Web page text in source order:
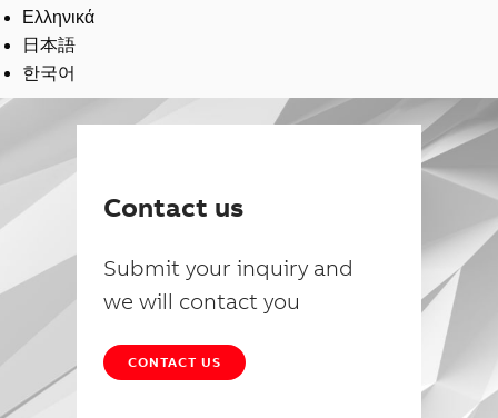
Ελληνικά
日本語
한국어
Contact us
Submit your inquiry and
we will contact you
CONTACT US